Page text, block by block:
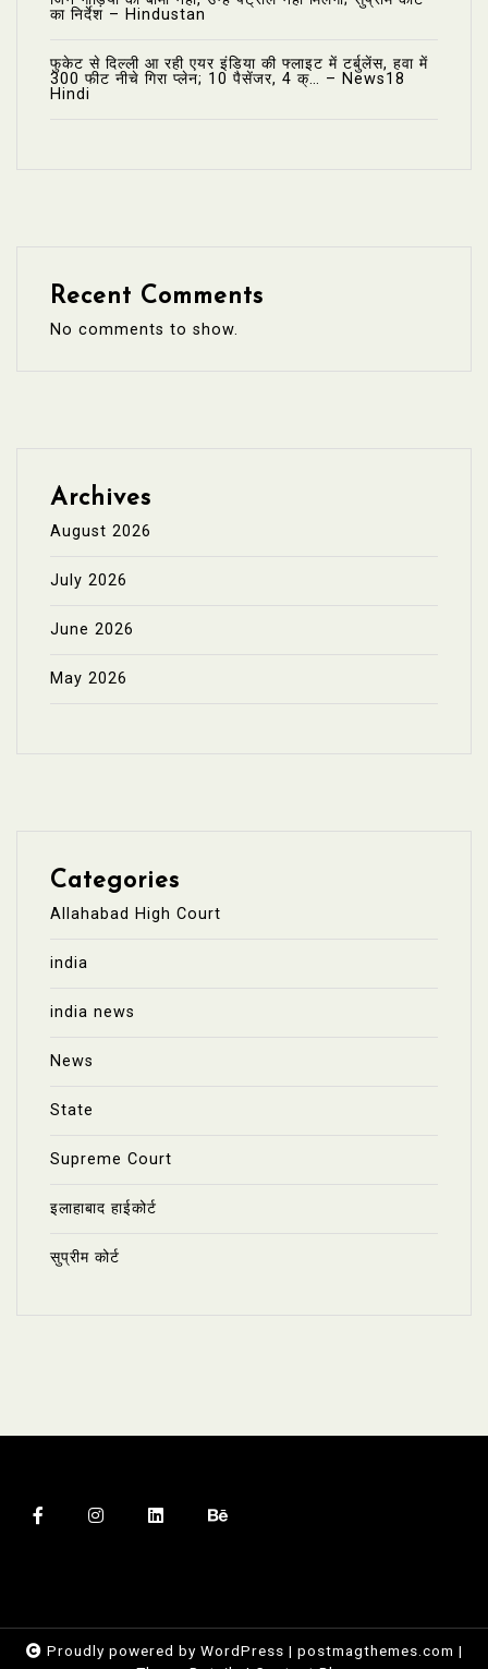
का निर्देश – Hindustan
फुकेट से दिल्ली आ रही एयर इंडिया की फ्लाइट में टर्बुलेंस, हवा में
300 फीट नीचे गिरा प्लेन; 10 पैसेंजर, 4 क्… – News18
Hindi
Recent Comments
No comments to show.
Archives
August 2026
July 2026
June 2026
May 2026
Categories
Allahabad High Court
india
india news
News
State
Supreme Court
इलाहाबाद हाईकोर्ट
सुप्रीम कोर्ट
Proudly powered by WordPress | postmagthemes.com |